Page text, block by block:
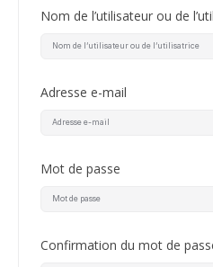
Nom de l’utilisateur ou de
Adresse e-mail
Mot de passe
Confirmation du mot de